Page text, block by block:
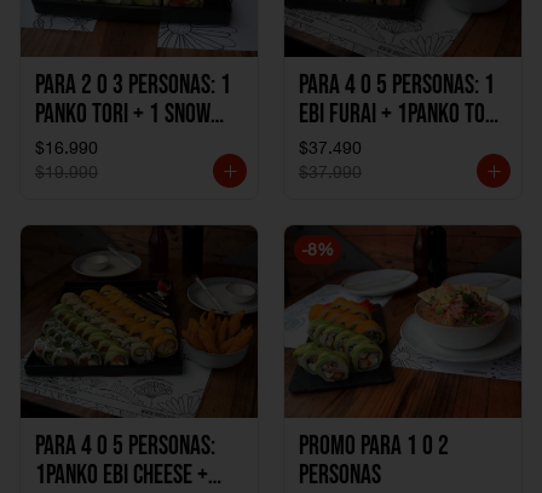
Para 2 o 3 personas: 1
Panko Tori + 1 Snow
Ebi Cheese + 1
California Sake Cheese
$16.990
$19.990
Para 4 o 5 personas: 1
Ebi Furai + 1Panko Tori
+ 1Snow Kani +
1California Sake +
1Katzu de Camaron
$37.490
$37.990
Para 4 o 5 personas:
1Panko Ebi Cheese +
-8%
Promo Para 1 o 2
personas